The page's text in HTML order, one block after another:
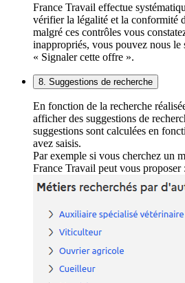
France Travail effectue
vérifier la légalité et la conformité
malgré ces contrôles vous
inappropriés, vous pouvez nous le
« Signaler cette offre ».
8. Suggestions de recherche
En fonction de la recherche
afficher des suggestions de
suggestions sont calculées en
avez saisis.
Par exemple si vous cherchez un
France Travail peut vous proposer :